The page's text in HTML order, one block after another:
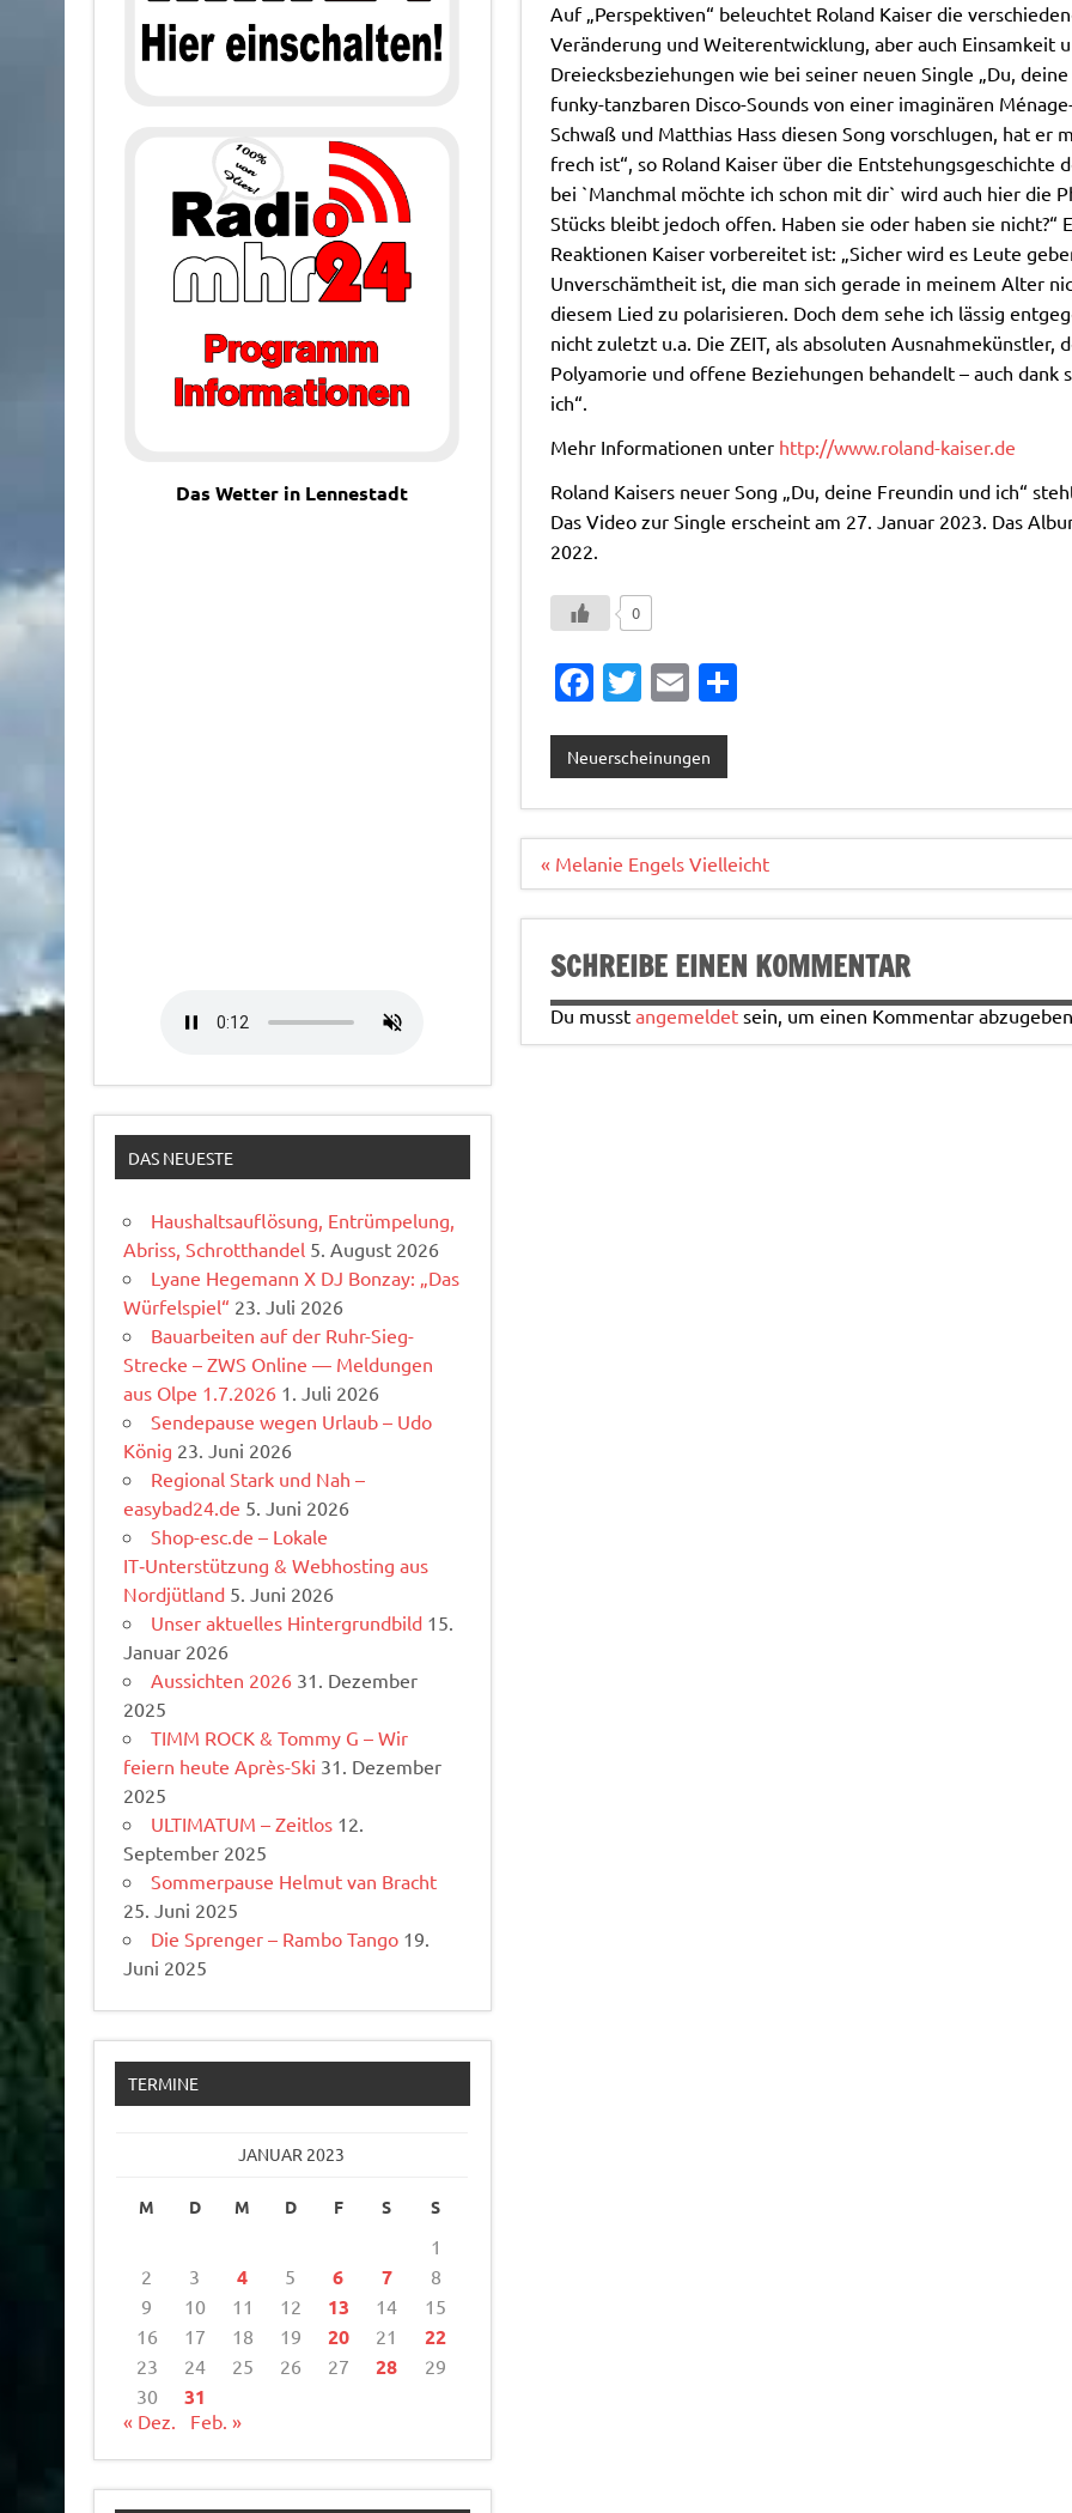
Auf „Perspektiven“ beleuchtet Roland Kaiser die
Veränderung und Weiterentwicklung, aber auch Einsamkeit
Dreiecksbeziehungen wie bei seiner neuen Single „Du,
funky-tanzbaren Disco-Sounds von einer imaginären
Schwaß und Matthias Hass diesen Song vorschlugen, hat
frech ist“, so Roland Kaiser über die Entstehungsgeschichte
bei `Manchmal möchte ich schon mit dir` wird auch hier die
Stücks bleibt jedoch offen. Haben sie oder haben sie
Reaktionen Kaiser vorbereitet ist: „Sicher wird es Leute
Unverschämtheit ist, die man sich gerade in meinem Alter
diesem Lied zu polarisieren. Doch dem sehe ich lässig
nicht zuletzt u.a. Die ZEIT, als absoluten
Polyamorie und offene Beziehungen behandelt – auch dank
ich“.
Mehr Informationen unter http://www.roland-kaiser.de
Roland Kaisers neuer Song „Du, deine Freundin und ich“
Das Video zur Single erscheint am 27. Januar 2023. Das
2022.
0
Fa
e
b
o
o
k
T
it
te
r
E
ai
l
T
n
Neuerscheinungen
Beitragsnavigation
« Melanie Engels Vielleicht
SCHREIBE EINEN KOMMENTAR
Du musst angemeldetsein, um einen Kommentar
Das Wetter in Lennestadt
DAS NEUESTE
Haushaltsauflösung, Entrümpelung,
Abriss, Schrotthandel 5. August 2026
Lyane Hegemann X DJ Bonzay: „Das
Würfelspiel“ 23. Juli 2026
Bauarbeiten auf der Ruhr-Sieg-
Strecke – ZWS Online — Meldungen
aus Olpe 1.7.2026 1. Juli 2026
Sendepause wegen Urlaub – Udo
König 23. Juni 2026
Regional Stark und Nah –
easybad24.de 5. Juni 2026
Shop-esc.de – Lokale
IT‑Unterstützung & Webhosting aus
Nordjütland 5. Juni 2026
Unser aktuelles Hintergrundbild 15.
Januar 2026
Aussichten 2026 31. Dezember
2025
TIMM ROCK & Tommy G – Wir
feiern heute Après-Ski 31. Dezember
2025
ULTIMATUM – Zeitlos 12.
September 2025
Sommerpause Helmut van Bracht
25. Juni 2025
Die Sprenger – Rambo Tango 19.
Juni 2025
TERMINE
JANUAR 2023
M D M D F S S
1
2
3 4 5 6 7
8
9
10 11 12 13 14
15
16
17 18 19 20 21 22
23 24 25 26 27 28
29
30
31
« Dez. Feb. »